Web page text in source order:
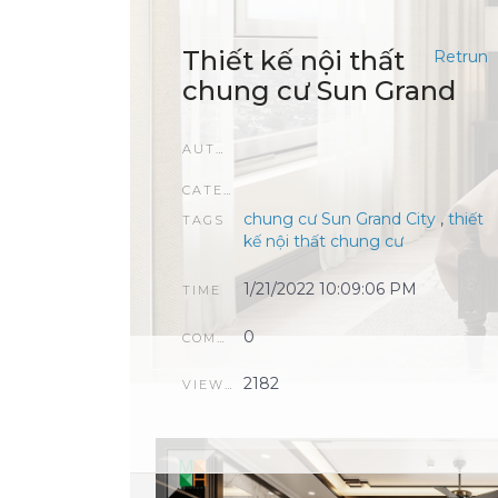
Retrun
Thiết kế nội thất
chung cư Sun Grand
TAGS
chung cư Sun Grand City , thiết
kế nội thất chung cư
TIME 1/21/2022 10:09:06 PM
COMMENTS 0
VIEWCOUNT 2182